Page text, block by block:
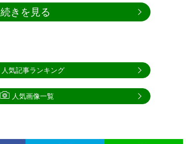
続きを見る
人気記事ランキング
人気画像一覧